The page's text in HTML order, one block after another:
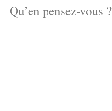
Qu’en pensez-vous ?